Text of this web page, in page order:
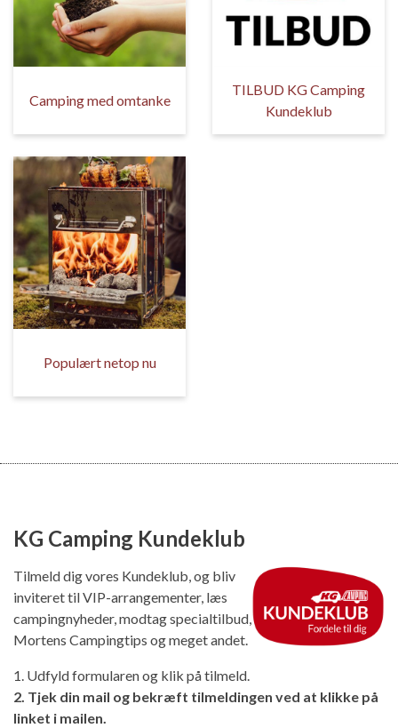
Camping med omtanke
TILBUD KG Camping
Kundeklub
Populært netop nu
KG Camping Kundeklub
Tilmeld dig vores Kundeklub, og bliv
inviteret til VIP-arrangementer, læs
campingnyheder, modtag specialtilbud,
Mortens Campingtips og meget andet.
1. Udfyld formularen og klik på tilmeld.
2. Tjek din mail og bekræft tilmeldingen ved at klikke på
linket i mailen.